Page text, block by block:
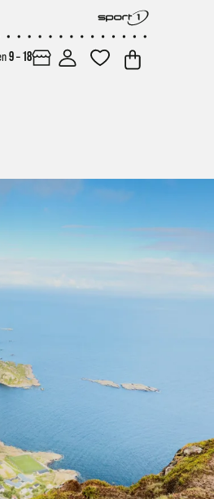
9 – 18